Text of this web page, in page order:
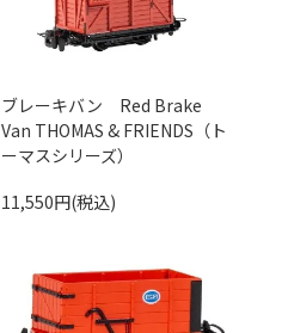
ブレーキバン Red Brake
Van THOMAS & FRIENDS（ト
ーマスシリーズ）
11,550円(税込)